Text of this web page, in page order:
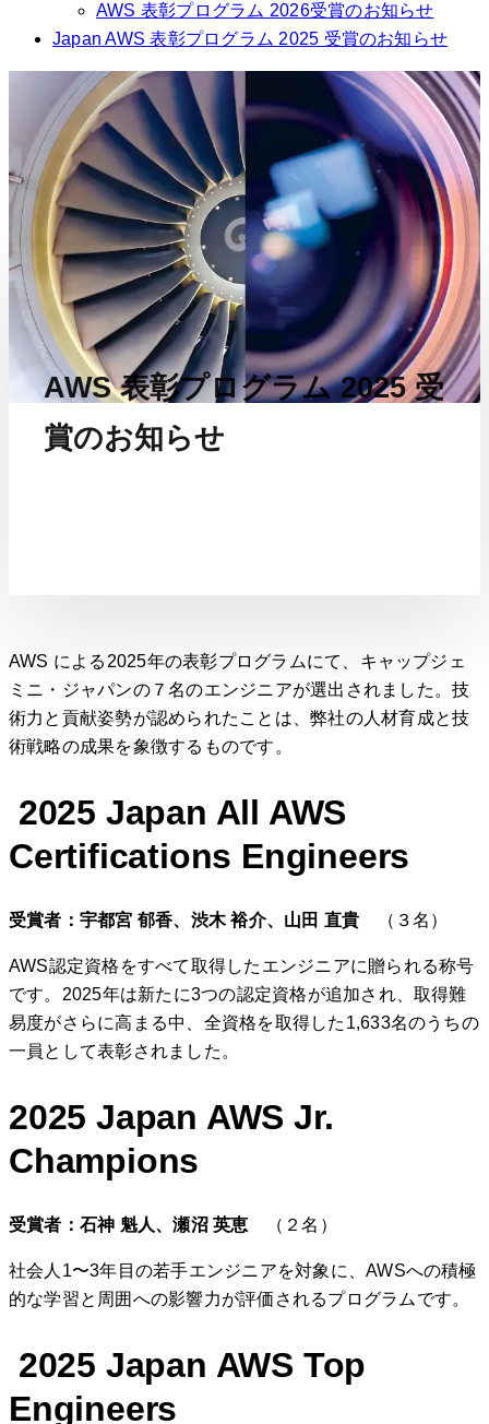
AWS 表彰プログラム 2026受賞のお知らせ
Japan AWS 表彰プログラム 2025 受賞のお知らせ
AWS 表彰プログラム 2025 受
賞のお知らせ
AWS による2025年の表彰プログラムにて、キャップジェ
ミニ・ジャパンの７名のエンジニアが選出されました。技
術力と貢献姿勢が認められたことは、弊社の人材育成と技
術戦略の成果を象徴するものです。
2025 Japan All AWS
Certifications Engineers
受賞者：宇都宮 郁香、渋木 裕介、山田 直貴 （３名）
AWS認定資格をすべて取得したエンジニアに贈られる称号
です。2025年は新たに3つの認定資格が追加され、取得難
易度がさらに高まる中、全資格を取得した1,633名のうちの
一員として表彰されました。
2025 Japan AWS Jr.
Champions
受賞者：石神 魁人、瀬沼 英恵 （２名）
社会人1〜3年目の若手エンジニアを対象に、AWSへの積極
的な学習と周囲への影響力が評価されるプログラムです。
2025 Japan AWS Top
Engineers